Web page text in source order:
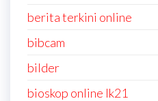
berita terkini online
bibcam
bilder
bioskop online lk21